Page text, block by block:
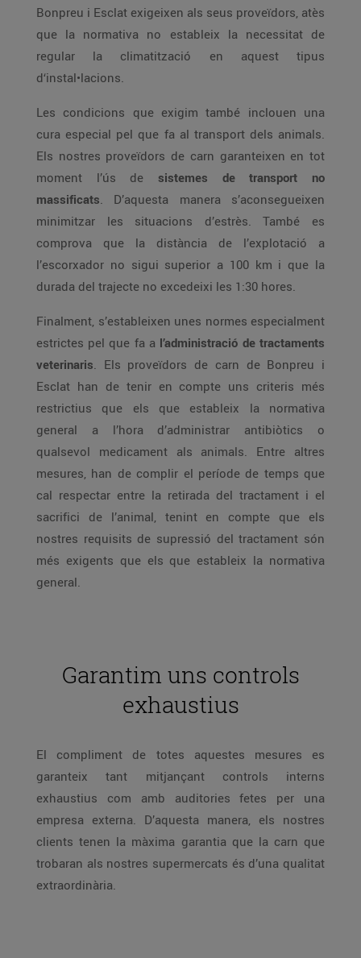
Bonpreu i Esclat exigeixen als seus proveïdors, atès
que la normativa no estableix la necessitat de
regular la climatització en aquest tipus
d‘instal•lacions.
Les condicions que exigim també inclouen una
cura especial pel que fa al transport dels animals.
Els nostres proveïdors de carn garanteixen en tot
moment l’ús de sistemes de transport no
massificats. D’aquesta manera s’aconsegueixen
minimitzar les situacions d’estrès. També es
comprova que la distància de l’explotació a
l’escorxador no sigui superior a 100 km i que la
durada del trajecte no excedeixi les 1:30 hores.
Finalment, s’estableixen unes normes especialment
estrictes pel que fa a l’administració de tractaments
veterinaris. Els proveïdors de carn de Bonpreu i
Esclat han de tenir en compte uns criteris més
restrictius que els que estableix la normativa
general a l’hora d’administrar antibiòtics o
qualsevol medicament als animals. Entre altres
mesures, han de complir el període de temps que
cal respectar entre la retirada del tractament i el
sacrifici de l’animal, tenint en compte que els
nostres requisits de supressió del tractament són
més exigents que els que estableix la normativa
general.
Garantim uns controls
exhaustius
El compliment de totes aquestes mesures es
garanteix tant mitjançant controls interns
exhaustius com amb auditories fetes per una
empresa externa. D’aquesta manera, els nostres
clients tenen la màxima garantia que la carn que
trobaran als nostres supermercats és d’una qualitat
extraordinària.